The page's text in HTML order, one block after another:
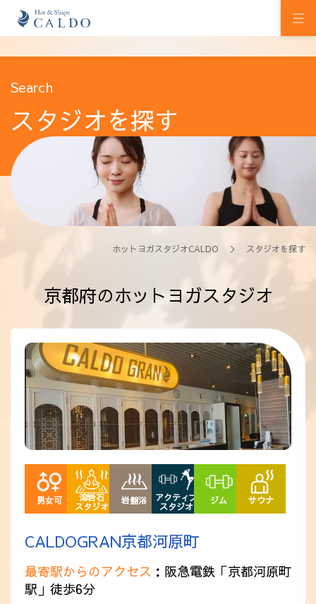
初めての方へ
ホットヨガの効果
カルドの想い
スタジオを探す
プログラム
法人会員
採用情報
Search
スタジオを探す
ホットヨガスタジオCALDO ＞ スタジオを探す
京都府のホットヨガスタジオ
CALDOGRAN京都河原町
最寄駅からのアクセス ：阪急電鉄「京都河原町
駅」徒歩6分
男女可
溶岩石
スタジオ
岩盤浴
アクティブ
スタジオ
ジム サウナ